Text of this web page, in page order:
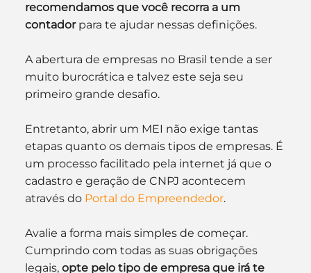
recomendamos que você recorra a um
contador para te ajudar nessas definições.
A abertura de empresas no Brasil tende a ser
muito burocrática e talvez este seja seu
primeiro grande desafio.
Entretanto, abrir um MEI não exige tantas
etapas quanto os demais tipos de empresas. É
um processo facilitado pela internet já que o
cadastro e geração de CNPJ acontecem
através do Portal do Empreendedor.
Avalie a forma mais simples de começar.
Cumprindo com todas as suas obrigações
legais, opte pelo tipo de empresa que irá te